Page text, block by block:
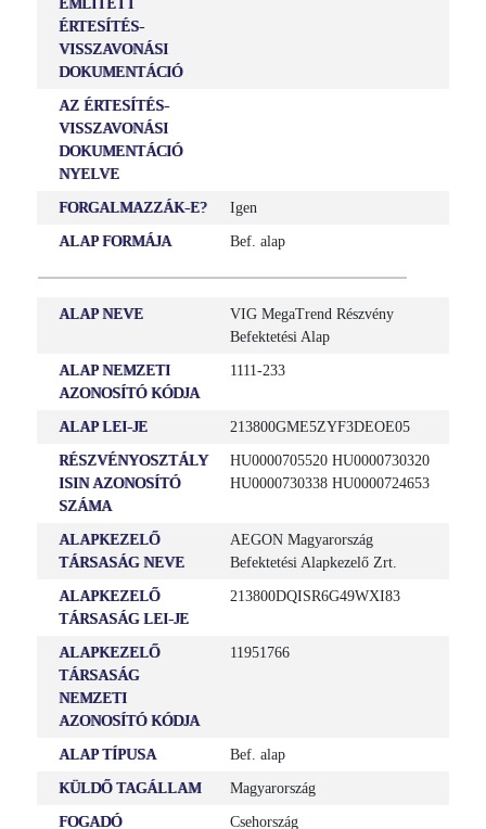
EMLÍTETT
ÉRTESÍTÉS-
VISSZAVONÁSI
DOKUMENTÁCIÓ
AZ ÉRTESÍTÉS-
VISSZAVONÁSI
DOKUMENTÁCIÓ
NYELVE
FORGALMAZZÁK-E? Igen
ALAP FORMÁJA Bef. alap
ALAP NEVE
VIG MegaTrend Részvény
Befektetési Alap
ALAP NEMZETI
AZONOSÍTÓ KÓDJA
1111-233
ALAP LEI-JE 213800GME5ZYF3DEOE05
RÉSZVÉNYOSZTÁLY
ISIN AZONOSÍTÓ
SZÁMA
HU0000705520 HU0000730320
HU0000730338 HU0000724653
ALAPKEZELŐ
TÁRSASÁG NEVE
AEGON Magyarország
Befektetési Alapkezelő Zrt.
ALAPKEZELŐ
TÁRSASÁG LEI-JE
213800DQISR6G49WXI83
ALAPKEZELŐ
TÁRSASÁG
NEMZETI
AZONOSÍTÓ KÓDJA
11951766
ALAP TÍPUSA Bef. alap
KÜLDŐ TAGÁLLAM Magyarország
FOGADÓ
Csehország